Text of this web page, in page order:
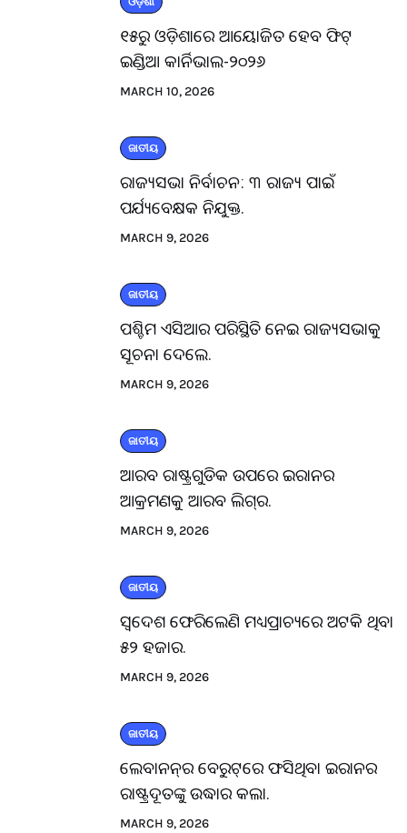
୧୫ରୁ ଓଡ଼ିଶାରେ ଆୟୋଜିତ ହେବ ଫିଟ୍
ଇଣ୍ଡିଆ କାର୍ନିଭାଲ-୨୦୨୬
MARCH 10, 2026
ଜାତୀୟ
ରାଜ୍ୟସଭା ନିର୍ବାଚନ: ୩ ରାଜ୍ୟ ପାଇଁ
ପର୍ଯ୍ୟବେକ୍ଷକ ନିଯୁକ୍ତ.
MARCH 9, 2026
ଜାତୀୟ
ପଶ୍ଚିମ ଏସିଆର ପରିସ୍ଥିତି ନେଇ ରାଜ୍ୟସଭାକୁ
ସୂଚନା ଦେଲେ.
MARCH 9, 2026
ଜାତୀୟ
ଆରବ ରାଷ୍ଟ୍ରଗୁଡିକ ଉପରେ ଇରାନର
ଆକ୍ରମଣକୁ ଆରବ ଲିଗ୍‌ର.
MARCH 9, 2026
ଜାତୀୟ
ସ୍ବଦେଶ ଫେରିଲେଣି ମଧ୍ୟପ୍ରାଚ୍ୟରେ ଅଟକି ଥିବା
୫୨ ହଜାର.
MARCH 9, 2026
ଜାତୀୟ
ଲେବାନନ୍‌ର ବେରୁଟ୍‌ରେ ଫସିଥିବା ଇରାନର
ରାଷ୍ଟ୍ରଦୂତଙ୍କୁ ଉଦ୍ଧାର କଲା.
MARCH 9, 2026